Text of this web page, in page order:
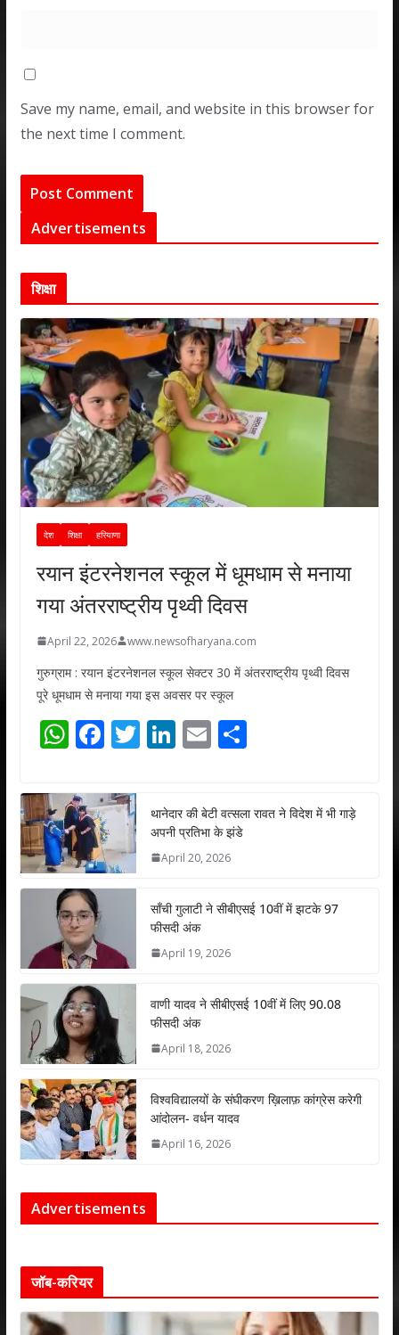
Save my name, email, and website in this browser for
the next time I comment.
Advertisements
शिक्षा
देश शिक्षा हरियाणा
रयान इंटरनेशनल स्कूल में धूमधाम से मनाया
गया अंतरराष्ट्रीय पृथ्वी दिवस
April 22, 2026 www.newsofharyana.com
गुरुग्राम : रयान इंटरनेशनल स्कूल सेक्टर 30 में अंतरराष्ट्रीय पृथ्वी दिवस
पूरे धूमधाम से मनाया गया इस अवसर पर स्कूल
W
at
s
A
p
p
F
e
b
o
o
T
er
Li
e
dI
E
l
S
e
थानेदार की बेटी वत्सला रावत ने विदेश में भी गाड़े
अपनी प्रतिभा के झंडे
April 20, 2026
साँची गुलाटी ने सीबीएसई 10वीं में झटके 97
फीसदी अंक
April 19, 2026
वाणी यादव ने सीबीएसई 10वीं में लिए 90.08
फीसदी अंक
April 18, 2026
विश्वविद्यालयों के संघीकरण ख़िलाफ़ कांग्रेस करेगी
आंदोलन- वर्धन यादव
April 16, 2026
Advertisements
जॉब-करियर